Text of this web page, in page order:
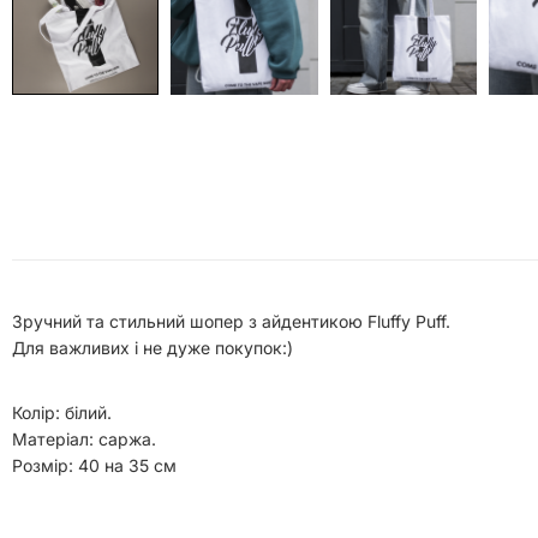
Зручний та стильний шопер з айдентикою Fluffy Puff.
Для важливих і не дуже покупок:)
Колір: білий.
Матеріал: саржа.
Розмір: 40 на 35 см